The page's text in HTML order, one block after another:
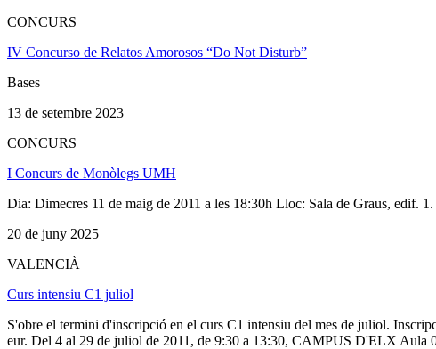
CONCURS
IV Concurso de Relatos Amorosos “Do Not Disturb”
Bases
13 de setembre 2023
CONCURS
I Concurs de Monòlegs UMH
Dia: Dimecres 11 de maig de 2011 a les 18:30h Lloc: Sala de Graus,
20 de juny 2025
VALENCIÀ
Curs intensiu C1 juliol
S'obre el termini d'inscripció en el curs C1 intensiu del mes de juliol.
eur. Del 4 al 29 de juliol de 2011, de 9:30 a 13:30, CAMPUS D'ELX Aula